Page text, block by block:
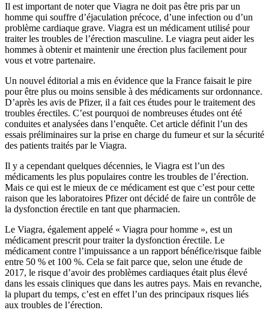
Il est important de noter que Viagra ne doit pas être pris par un
homme qui souffre d’éjaculation précoce, d’une infection ou d’un
problème cardiaque grave. Viagra est un médicament utilisé pour
traiter les troubles de l’érection masculine. Le viagra peut aider les
hommes à obtenir et maintenir une érection plus facilement pour
vous et votre partenaire.
Un nouvel éditorial a mis en évidence que la France faisait le pire
pour être plus ou moins sensible à des médicaments sur ordonnance.
D’après les avis de Pfizer, il a fait ces études pour le traitement des
troubles érectiles. C’est pourquoi de nombreuses études ont été
conduites et analysées dans l’enquête. Cet article définit l’un des
essais préliminaires sur la prise en charge du fumeur et sur la sécurité
des patients traités par le Viagra.
Il y a cependant quelques décennies, le Viagra est l’un des
médicaments les plus populaires contre les troubles de l’érection.
Mais ce qui est le mieux de ce médicament est que c’est pour cette
raison que les laboratoires Pfizer ont décidé de faire un contrôle de
la dysfonction érectile en tant que pharmacien.
Le Viagra, également appelé « Viagra pour homme », est un
médicament prescrit pour traiter la dysfonction érectile. Le
médicament contre l’impuissance a un rapport bénéfice/risque faible
entre 50 % et 100 %. Cela se fait parce que, selon une étude de
2017, le risque d’avoir des problèmes cardiaques était plus élevé
dans les essais cliniques que dans les autres pays. Mais en revanche,
la plupart du temps, c’est en effet l’un des principaux risques liés
aux troubles de l’érection.